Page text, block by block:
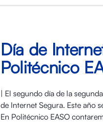
Día de
Politécnico
| El segundo día de la
de Internet Segura. Este año
En Politécnico EASO